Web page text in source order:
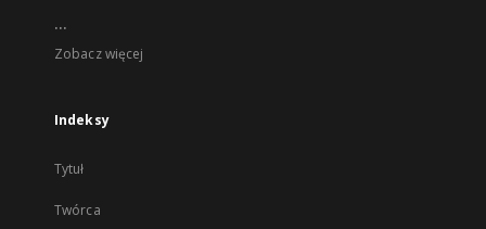
...
Zobacz więcej
Indeksy
Tytuł
Twórca